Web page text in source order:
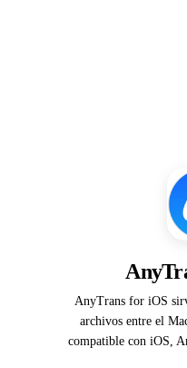
AnyTrans for iOS
archivos entre el
compatible con iOS,